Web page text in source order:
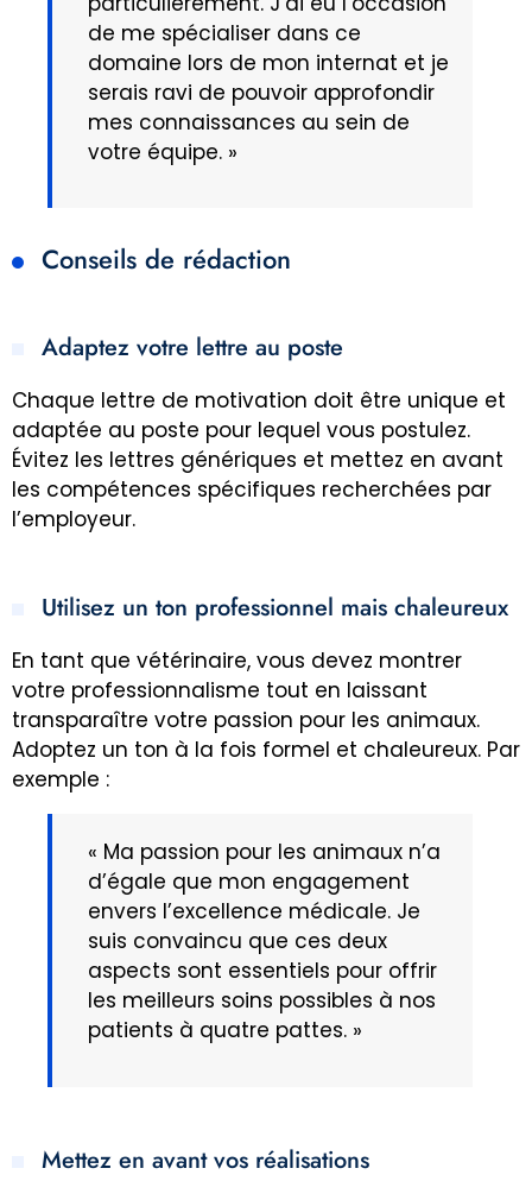
de me spécialiser dans ce
domaine lors de mon internat et je
serais ravi de pouvoir approfondir
mes connaissances au sein de
votre équipe. »
Conseils de rédaction
Adaptez votre lettre au poste
Chaque lettre de motivation doit être unique et
adaptée au poste pour lequel vous postulez.
Évitez les lettres génériques et mettez en avant
les compétences spécifiques recherchées par
l’employeur.
Utilisez un ton professionnel mais chaleureux
En tant que vétérinaire, vous devez montrer
votre professionnalisme tout en laissant
transparaître votre passion pour les animaux.
Adoptez un ton à la fois formel et chaleureux. Par
exemple :
« Ma passion pour les animaux n’a
d’égale que mon engagement
envers l’excellence médicale. Je
suis convaincu que ces deux
aspects sont essentiels pour offrir
les meilleurs soins possibles à nos
patients à quatre pattes. »
Mettez en avant vos réalisations